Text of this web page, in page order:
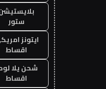
ستور
ايتونز
اقساط
شحن يلا
اقساط